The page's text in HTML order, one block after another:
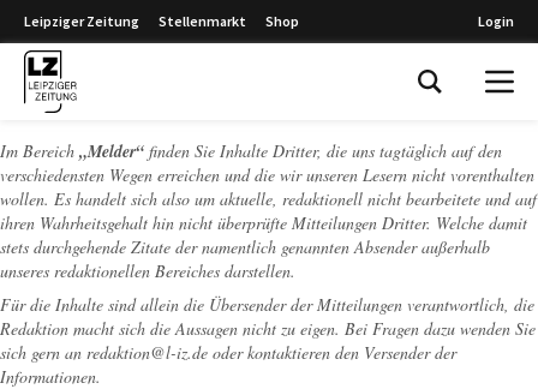
Leipziger Zeitung Stellenmarkt Shop Login
Im Bereich „Melder“ finden Sie Inhalte Dritter, die uns tagtäglich auf den
verschiedensten Wegen erreichen und die wir unseren Lesern nicht vorenthalten
wollen. Es handelt sich also um aktuelle, redaktionell nicht bearbeitete und auf
ihren Wahrheitsgehalt hin nicht überprüfte Mitteilungen Dritter. Welche damit
stets durchgehende Zitate der namentlich genannten Absender außerhalb
unseres redaktionellen Bereiches darstellen.
Für die Inhalte sind allein die Übersender der Mitteilungen verantwortlich, die
Redaktion macht sich die Aussagen nicht zu eigen. Bei Fragen dazu wenden Sie
sich gern an redaktion@l-iz.de oder kontaktieren den Versender der
Informationen.